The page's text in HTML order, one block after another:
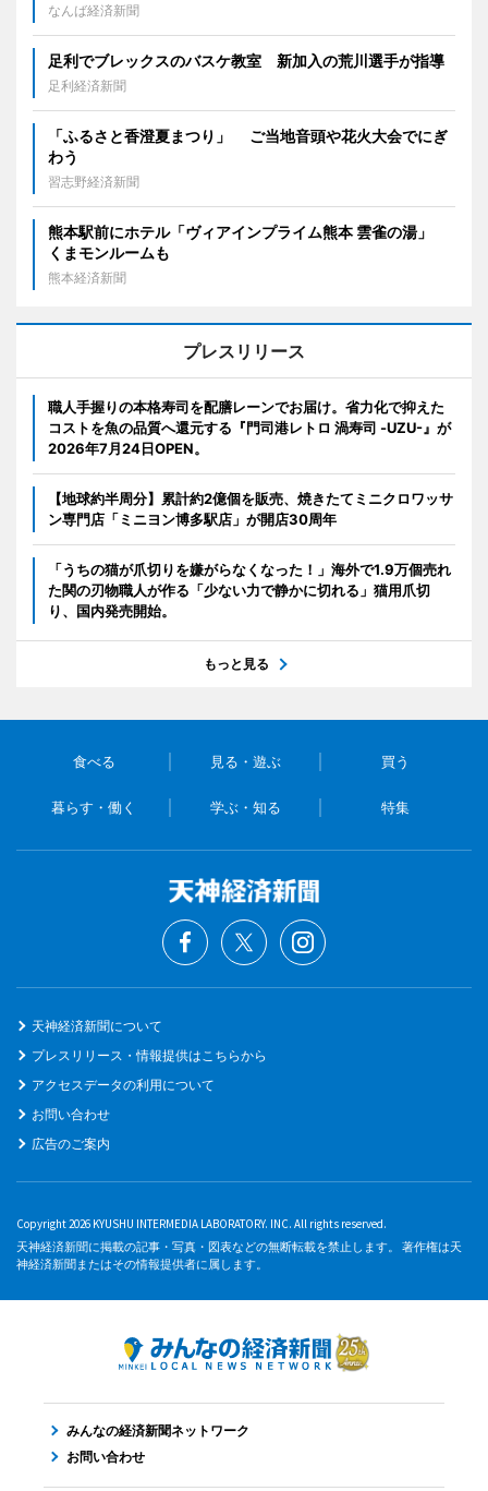
なんば経済新聞
足利でブレックスのバスケ教室 新加入の荒川選手が指導
足利経済新聞
「ふるさと香澄夏まつり」 ご当地音頭や花火大会でにぎ
わう
習志野経済新聞
熊本駅前にホテル「ヴィアインプライム熊本 雲雀の湯」
くまモンルームも
熊本経済新聞
プレスリリース
職人手握りの本格寿司を配膳レーンでお届け。省力化で抑えた
コストを魚の品質へ還元する『門司港レトロ 渦寿司 -UZU-』が
2026年7月24日OPEN。
【地球約半周分】累計約2億個を販売、焼きたてミニクロワッサ
ン専門店「ミニヨン博多駅店」が開店30周年
「うちの猫が爪切りを嫌がらなくなった！」海外で1.9万個売れ
た関の刃物職人が作る「少ない力で静かに切れる」猫用爪切
り、国内発売開始。
もっと見る
食べる 見る・遊ぶ 買う
暮らす・働く 学ぶ・知る 特集
天神経済新聞について
プレスリリース・情報提供はこちらから
アクセスデータの利用について
お問い合わせ
広告のご案内
Copyright 2026 KYUSHU INTERMEDIA LABORATORY. INC. All rights reserved.
天神経済新聞に掲載の記事・写真・図表などの無断転載を禁止します。 著作権は天
神経済新聞またはその情報提供者に属します。
みんなの経済新聞ネットワーク
お問い合わせ